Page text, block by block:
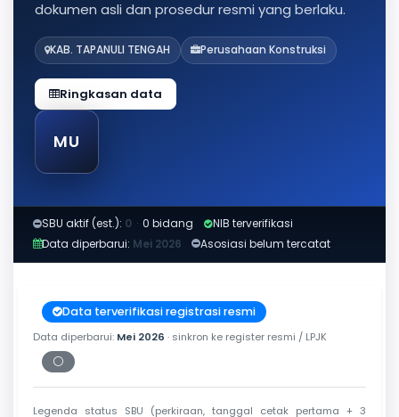
dokumen asli dan prosedur resmi yang berlaku.
KAB. TAPANULI TENGAH Perusahaan Konstruksi
Ringkasan data
MU
SBU aktif (est.): 0 · 0 bidang
NIB terverifikasi
Data diperbarui: Mei 2026 Asosiasi belum tercatat
Data terverifikasi registrasi resmi
Data diperbarui: Mei 2026 · sinkron ke register resmi / LPJK
⚪
Periksa tanggal cetak
Legenda status SBU (perkiraan, tanggal cetak pertama + 3